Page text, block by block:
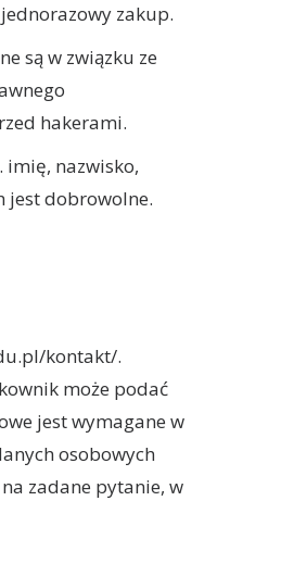
zakup.
są w związku ze
hakerami.
imię, nazwisko,
jest dobrowolne.
kontakt/.
może podać
jest wymagane w
osobowych
zadane pytanie, w